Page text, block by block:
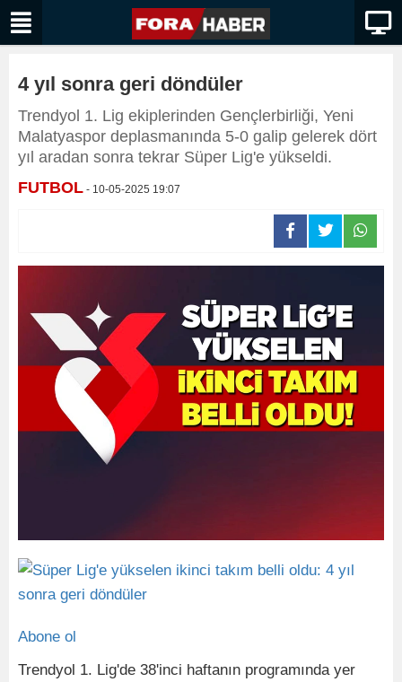
4 yıl sonra geri döndüler
Trendyol 1. Lig ekiplerinden Gençlerbirliği, Yeni
Malatyaspor deplasmanında 5-0 galip gelerek dört
yıl aradan sonra tekrar Süper Lig'e yükseldi.
FUTBOL - 10-05-2025 19:07
Abone ol
Trendyol 1. Lig'de 38'inci haftanın programında yer